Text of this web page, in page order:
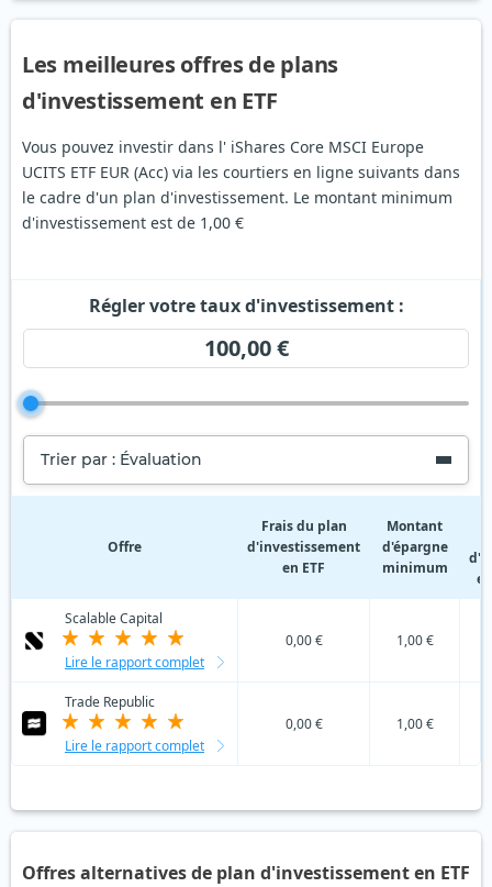
Les meilleures offres de plans
d'investissement en ETF
Vous pouvez investir dans l' iShares Core MSCI Europe
UCITS ETF EUR (Acc) via les courtiers en ligne suivants dans
le cadre d'un plan d'investissement. Le montant minimum
d'investissement est de 1,00 €
Régler votre taux d'investissement :
100,00 €
Trier par : Évaluation
Offre
Frais du plan
d'investissement
en ETF
Montant
d'épargne
minimum
Scalable Capital
Lire le rapport complet
0,00 € 1,00 €
Trade Republic
Lire le rapport complet
0,00 € 1,00 €
Offres alternatives de plan d'investissement en ETF